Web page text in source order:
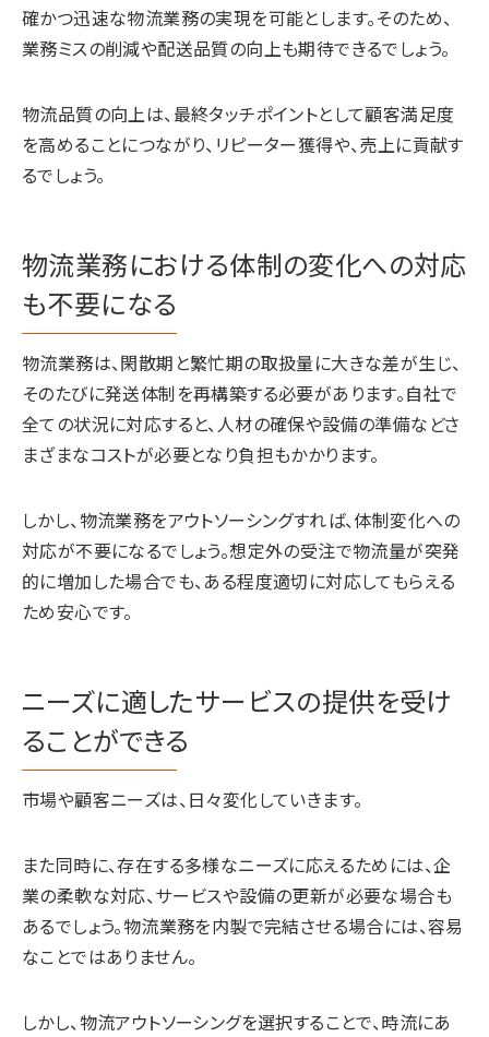
確かつ迅速な物流業務の実現を可能とします。そのため、
業務ミスの削減や配送品質の向上も期待できるでしょう。
物流品質の向上は、最終タッチポイントとして顧客満足度
を高めることにつながり、リピーター獲得や、売上に貢献す
るでしょう。
物流業務における体制の変化への対応
も不要になる
物流業務は、閑散期と繁忙期の取扱量に大きな差が生じ、
そのたびに発送体制を再構築する必要があります。自社で
全ての状況に対応すると、人材の確保や設備の準備などさ
まざまなコストが必要となり負担もかかります。
しかし、物流業務をアウトソーシングすれば、体制変化への
対応が不要になるでしょう。想定外の受注で物流量が突発
的に増加した場合でも、ある程度適切に対応してもらえる
ため安心です。
ニーズに適したサービスの提供を受け
ることができる
市場や顧客ニーズは、日々変化していきます。
また同時に、存在する多様なニーズに応えるためには、企
業の柔軟な対応、サービスや設備の更新が必要な場合も
あるでしょう。物流業務を内製で完結させる場合には、容易
なことではありません。
しかし、物流アウトソーシングを選択することで、時流にあ